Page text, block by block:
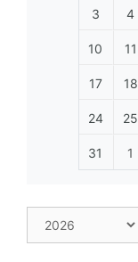
3 4
10 11
17 18
24 25
31 1